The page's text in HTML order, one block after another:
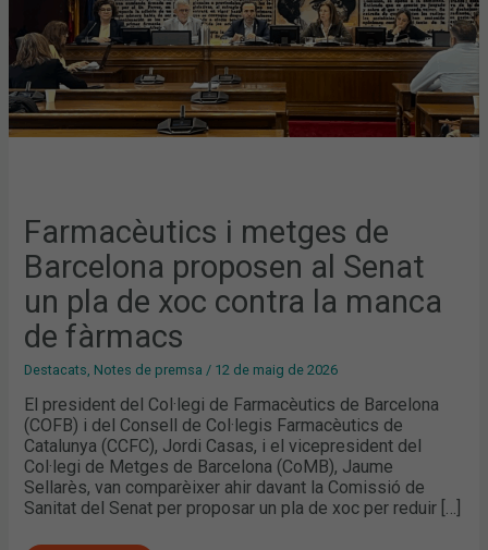
Farmacèutics i metges de
Barcelona proposen al Senat
un pla de xoc contra la manca
de fàrmacs
Destacats, Notes de premsa / 12 de maig de 2026
El president del Col·legi de Farmacèutics de Barcelona
(COFB) i del Consell de Col·legis Farmacèutics de
Catalunya (CCFC), Jordi Casas, i el vicepresident del
Col·legi de Metges de Barcelona (CoMB), Jaume
Sellarès, van comparèixer ahir davant la Comissió de
Sanitat del Senat per proposar un pla de xoc per reduir […]
PLA
DE
XOC
CONTRA
MANCA
DE
FÀRMACS